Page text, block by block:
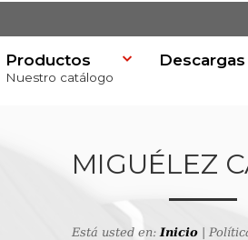
Productos
Nuestro catálogo
Descargas
MIGUÉLEZ
Está usted en:Inicio|